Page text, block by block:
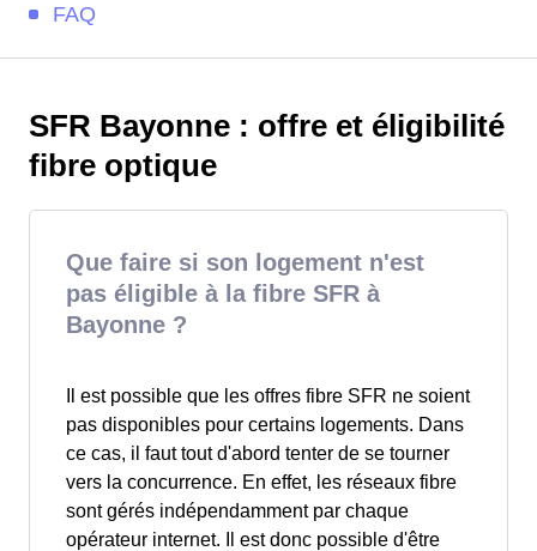
FAQ
SFR Bayonne : offre et éligibilité
fibre optique
Que faire si son logement n'est
pas éligible à la fibre SFR à
Bayonne ?
Il est possible que les offres fibre SFR ne soient
pas disponibles pour certains logements. Dans
ce cas, il faut tout d'abord tenter de se tourner
vers la concurrence. En effet, les réseaux fibre
sont gérés indépendamment par chaque
opérateur internet. Il est donc possible d'être